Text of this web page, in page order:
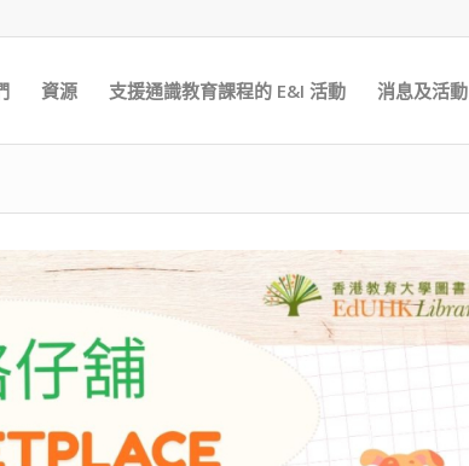
資源 支援通識教育課程的 E&I 活動 消息及活動